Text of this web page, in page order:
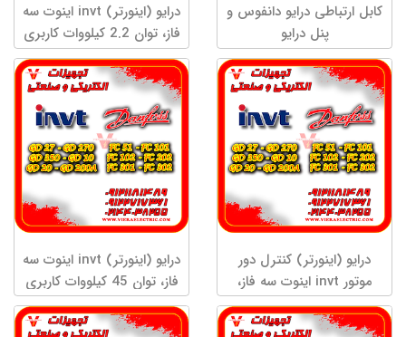
کابل ارتباطی درایو دانفوس و
پنل درایو
درایو (اینورتر) invt اینوت سه
فاز، توان 2.2 کیلووات کاربری
سنگین GD20-2R2G-4
درایو (اینورتر) کنترل دور
موتور invt اینوت سه فاز،
توان 7.5 کیلووات کاربری
سنگین GD20-7R5G-4
درایو (اینورتر) invt اینوت سه
فاز، توان 45 کیلووات کاربری
سنگین مدلGD20-045G-4